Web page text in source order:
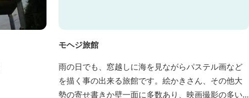
モヘジ旅館
雨の日でも、窓越しに海を見ながらパステル画など
を描く事の出来る旅館です。絵かきさん、その他大
勢の寄せ書きか壁一面に多数あり、映画撮影の多い